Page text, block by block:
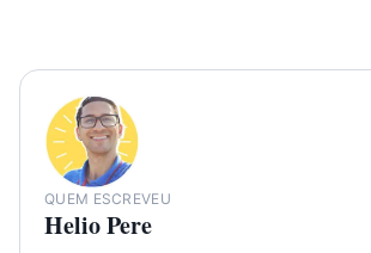
QUEM ESCREVEU
Helio Pere